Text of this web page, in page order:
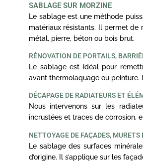
SABLAGE SUR MORZINE
Le sablage est une méthode
matériaux résistants. Il permet de
métal, pierre, béton ou bois brut.
RÉNOVATION DE PORTAILS,
Le sablage est idéal pour
avant thermolaquage ou peinture.
DÉCAPAGE DE RADIATEURS ET
Nous intervenons sur les
incrustées et traces de corrosion,
NETTOYAGE DE FAÇADES,
Le sablage des surfaces
d’origine. Il s’applique sur les